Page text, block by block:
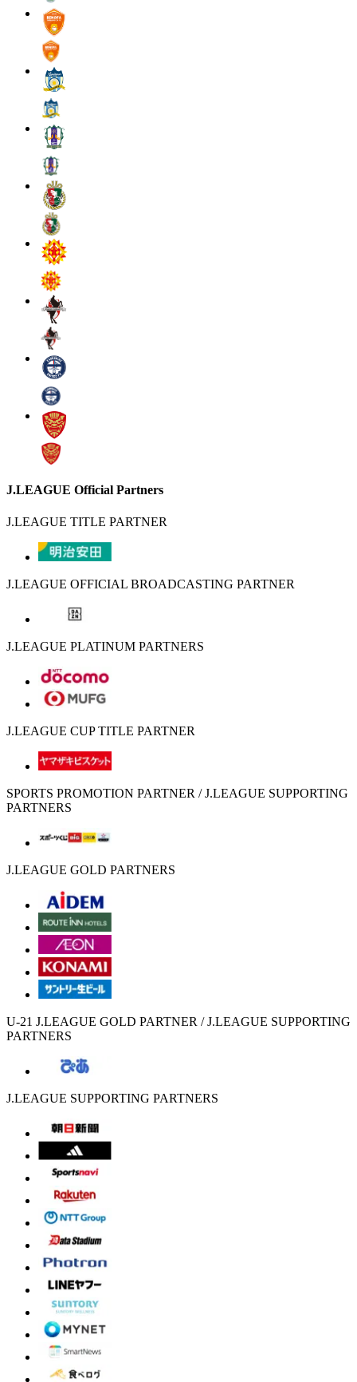
J.LEAGUE Official Partners
J.LEAGUE TITLE PARTNER
J.LEAGUE OFFICIAL BROADCASTING PARTNER
J.LEAGUE PLATINUM PARTNERS
J.LEAGUE CUP TITLE PARTNER
SPORTS PROMOTION PARTNER / J.LEAGUE SUPPORTING
PARTNERS
J.LEAGUE GOLD PARTNERS
U-21 J.LEAGUE GOLD PARTNER / J.LEAGUE SUPPORTING
PARTNERS
J.LEAGUE SUPPORTING PARTNERS